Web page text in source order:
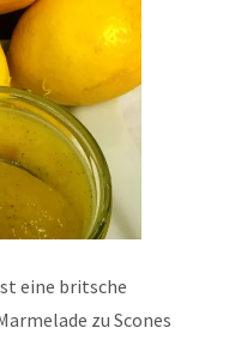
eine britsche
zu Scones